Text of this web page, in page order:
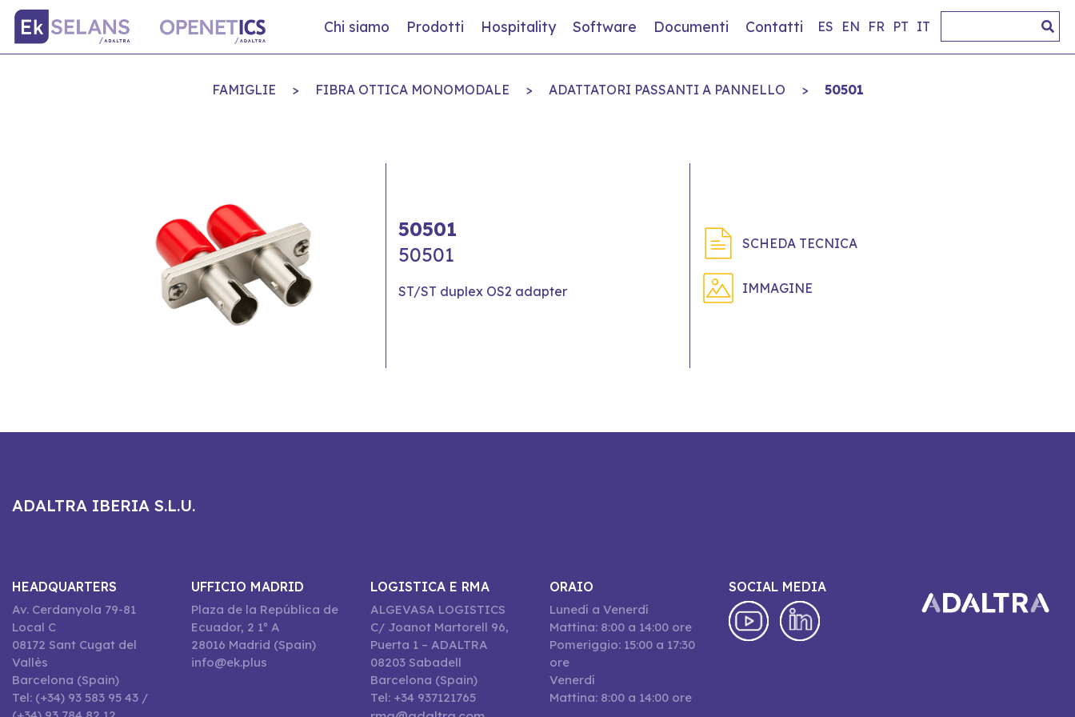
Chi siamo Prodotti Hospitality Software Documenti Contatti ES EN FR PT IT
FAMIGLIE > FIBRA OTTICA MONOMODALE > ADATTATORI PASSANTI A PANNELLO > 50501
50501
50501
ST/ST duplex OS2 adapter
SCHEDA TECNICA
IMMAGINE
ADALTRA IBERIA S.L.U.
HEADQUARTERS
Av. Cerdanyola 79-81
Local C
08172 Sant Cugat del
Vallès
Barcelona (Spain)
Tel: (+34) 93 583 95 43 /
UFFICIO MADRID
Plaza de la República de
Ecuador, 2 1º A
28016 Madrid (Spain)
info@ek.plus
LOGISTICA E RMA
ALGEVASA LOGISTICS
C/ Joanot Martorell 96,
Puerta 1 – ADALTRA
08203 Sabadell
Barcelona (Spain)
Tel: +34 937121765
ORAIO
Lunedí a Venerdí
Mattina: 8:00 a 14:00 ore
Pomeriggio: 15:00 a 17:30
ore
Venerdí
Mattina: 8:00 a 14:00 ore
SOCIAL MEDIA